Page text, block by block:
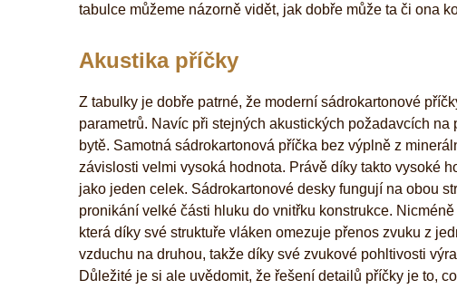
tabulce můžeme názorně vidět, jak dobře může ta či ona
Akustika příčky
Z tabulky je dobře patrné, že moderní sádrokartonové
parametrů. Navíc při stejných akustických požadavcích
bytě. Samotná sádrokartonová příčka bez výplně z
závislosti velmi vysoká hodnota. Právě díky takto vysoké
jako jeden celek. Sádrokartonové desky fungují na obou
pronikání velké části hluku do vnitřku konstrukce.
která díky své struktuře vláken omezuje přenos zvuku z
vzduchu na druhou, takže díky své zvukové pohltivosti
Důležité je si ale uvědomit, že řešení detailů příčky je to,